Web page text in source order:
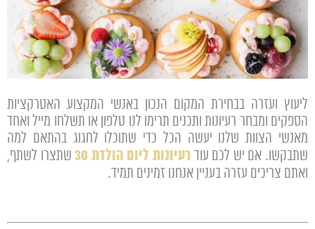
ליעוץ ועזרה בבחירת המקום הנכון באנשי המקצוע האטרקציות
הספקים ומבחר רעיונות ותכנים תרימו לנו טלפון או תשלחו מייל ואחד
מאנשי הצוות שלנו יעשה הכל כדי שתוכלו לחגוג בהתאם למה
שתבקשו. אם יש לכם עוד רעיונות ליום הולדת 30
שתצרו לשתף,
ואתם צריכים עזרה בעניין אנחנו זמינים תמיד.